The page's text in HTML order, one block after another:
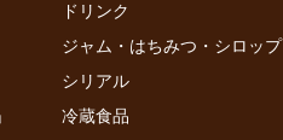
ドリンク
ジャム・はちみつ・シロップ
シリアル
冷蔵食品